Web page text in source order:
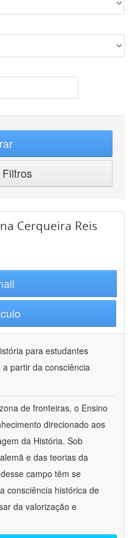
Cerqueira Reis
para estudantes
partir da consciência
de fronteiras, o Ensino
direcionado aos
da História. Sob
e das teorias da
campo têm se
consciência histórica de
da valorização e